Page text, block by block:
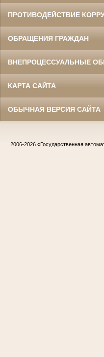
ПРОТИВОДЕЙСТВИЕ
ОБРАЩЕНИЯ ГРАЖДАН
ВНЕПРОЦЕССУАЛЬНЫЕ
КАРТА САЙТА
ОБЫЧНАЯ ВЕРСИЯ САЙТА
2006-2026 «Государственная